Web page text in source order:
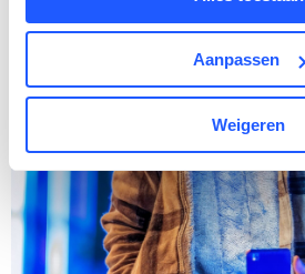
Aanpassen
Weigeren